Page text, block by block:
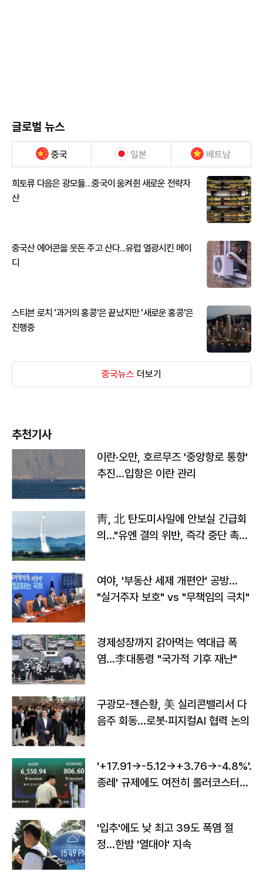
글로벌 뉴스
중국 일본 베트남
희토류 다음은 광모듈…중국이 움켜쥔 새로운 전략자
산
중국산 에어콘을 웃돈 주고 산다...유럽 열광시킨 메이
디
스티븐 로치 '과거의 홍콩'은 끝났지만 '새로운 홍콩'은
진행중
중국뉴스 더보기
추천기사
이란·오만, 호르무즈 '중앙항로 통항'
추진…입항은 이란 관리
靑, 北 탄도미사일에 안보실 긴급회
의…"유엔 결의 위반, 즉각 중단 촉
여야, '부동산 세제 개편안' 공방…
"실거주자 보호" vs "무책임의 극치"
경제성장까지 갉아먹는 역대급 폭
염…李대통령 "국가적 기후 재난"
구광모-젠슨황, 美 실리콘밸리서 다
음주 회동…로봇·피지컬AI 협력 논의
'+17.91→-5.12→+3.76→-4.8%'…'
종레' 규제에도 여전히 롤러코스터
'입추'에도 낮 최고 39도 폭염 절
정…한밤 '열대야' 지속